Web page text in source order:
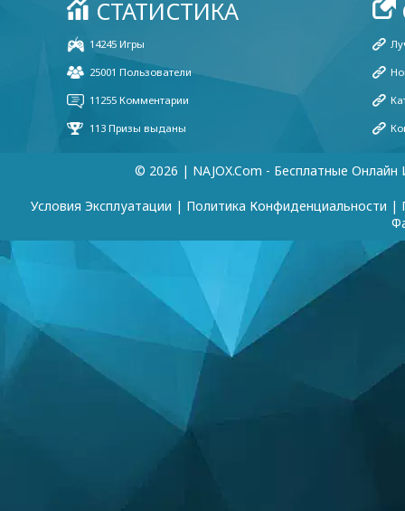
© 2026 | NAJOX.com - Бесплатные Онлайн
Условия Эксплуатации | Политика Конфиденциальности |